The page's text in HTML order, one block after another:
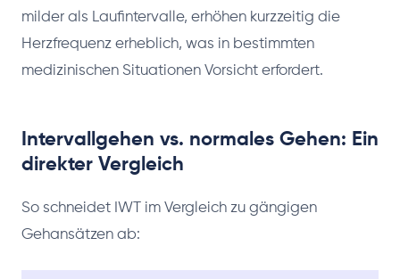
milder als Laufintervalle, erhöhen kurzzeitig die
Herzfrequenz erheblich, was in bestimmten
medizinischen Situationen Vorsicht erfordert.
Intervallgehen vs. normales Gehen: Ein
direkter Vergleich
So schneidet IWT im Vergleich zu gängigen
Gehansätzen ab: